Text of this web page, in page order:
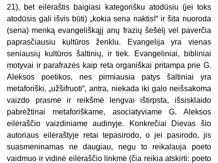
21), bet eilėraštis baigiasi kategorišku atodūsiu (jei toks
atodūsis gali išvis būti) „kokia sena naktis!“ ir šita nuoroda
(sena) menką evangeliškąjį anų frazių šešėlį vėl paverčia
paprasčiausiu kultūros ženklu. Evan­gelija yra vienas
seniausių kultūros šaltinių, ir tiek. Evangeliniai, bibliniai
motyvai ir parafrazės kaip reta or­ganiškai pritampa prie G.
Aleksos poetikos, nes pirmiausia patys šalti­niai yra
metaforiški, „užšifruoti“, ant­ra, niekada iki galo neišsakoma
vaizdo prasmė ir reikšmė lengvai ištirpsta, išsisklaido
pabrėžtinai metaforiška­me, asociatyviame G. Aleksos
eilėraš­čio vaizdiniame audinyje. Konkrečiai Dievas šio
autoriaus eilėraštyje retai tepasirodo, o jei pasirodo, jis
suasme­ninamas ne daugiau, negu to reikalau­ja poeto
vaidmuo ir vidinė eilėraščio linkmė (čia reikia atskirti: poeto